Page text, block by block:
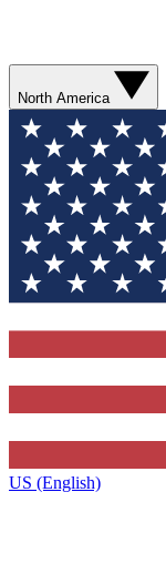
North America
US (English)